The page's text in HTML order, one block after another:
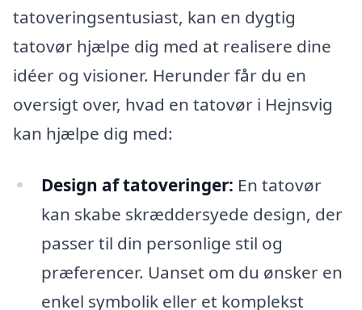
tatoveringsentusiast, kan en dygtig
tatovør hjælpe dig med at realisere dine
idéer og visioner. Herunder får du en
oversigt over, hvad en tatovør i Hejnsvig
kan hjælpe dig med:
Design af tatoveringer: En tatovør
kan skabe skræddersyede design, der
passer til din personlige stil og
præferencer. Uanset om du ønsker en
enkel symbolik eller et komplekst